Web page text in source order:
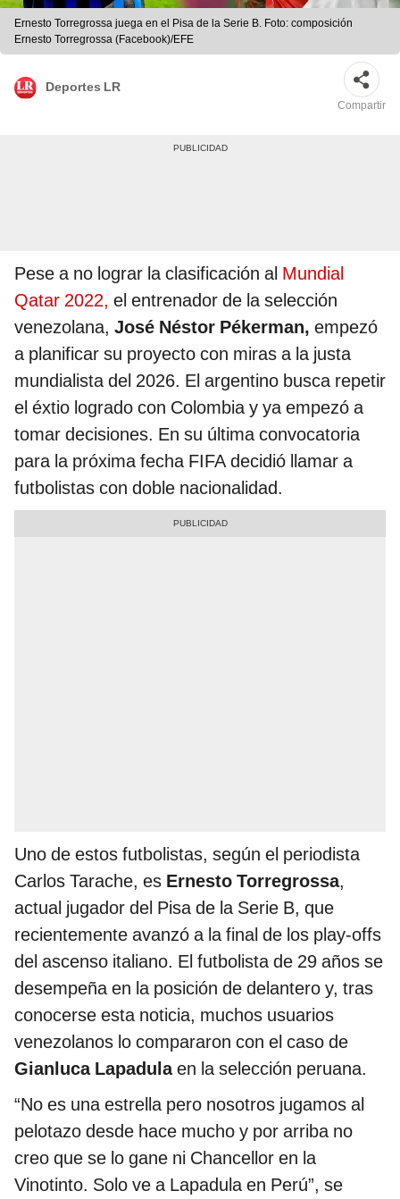
Ernesto Torregrossa juega en el Pisa de la Serie B. Foto: composición
Ernesto Torregrossa (Facebook)/EFE
Deportes LR
Compartir
Pese a no lograr la clasificación al Mundial
Qatar 2022, el entrenador de la selección
venezolana, José Néstor Pékerman, empezó
a planificar su proyecto con miras a la justa
mundialista del 2026. El argentino busca repetir
el éxtio logrado con Colombia y ya empezó a
tomar decisiones. En su última convocatoria
para la próxima fecha FIFA decidió llamar a
futbolistas con doble nacionalidad.
Uno de estos futbolistas, según el periodista
Carlos Tarache, es Ernesto Torregrossa,
actual jugador del Pisa de la Serie B, que
recientemente avanzó a la final de los play-offs
del ascenso italiano. El futbolista de 29 años se
desempeña en la posición de delantero y, tras
conocerse esta noticia, muchos usuarios
venezolanos lo compararon con el caso de
Gianluca Lapadulaen la selección peruana.
“No es una estrella pero nosotros jugamos al
pelotazo desde hace mucho y por arriba no
creo que se lo gane ni Chancellor en la
Vinotinto. Solo ve a Lapadula en Perú”, se